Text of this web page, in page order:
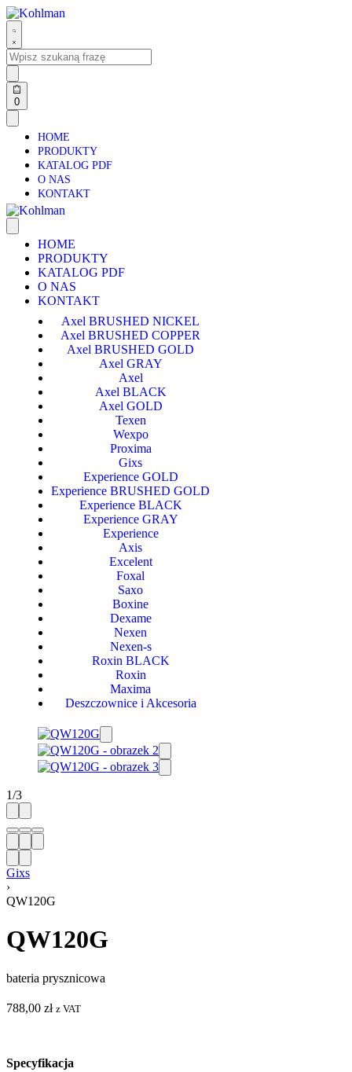
0
HOME
PRODUKTY
KATALOG PDF
O NAS
KONTAKT
HOME
PRODUKTY
KATALOG PDF
O NAS
KONTAKT
Axel BRUSHED NICKEL
Axel BRUSHED COPPER
Axel BRUSHED GOLD
Axel GRAY
Axel
Axel BLACK
Axel GOLD
Texen
Wexpo
Proxima
Gixs
Experience GOLD
Experience BRUSHED GOLD
Experience BLACK
Experience GRAY
Experience
Axis
Excelent
Foxal
Saxo
Boxine
Dexame
Nexen
Nexen-s
Roxin BLACK
Roxin
Maxima
Deszczownice i Akcesoria
1/3
Gixs
›
QW120G
QW120G
bateria prysznicowa
788,00 zł z VAT
Specyfikacja